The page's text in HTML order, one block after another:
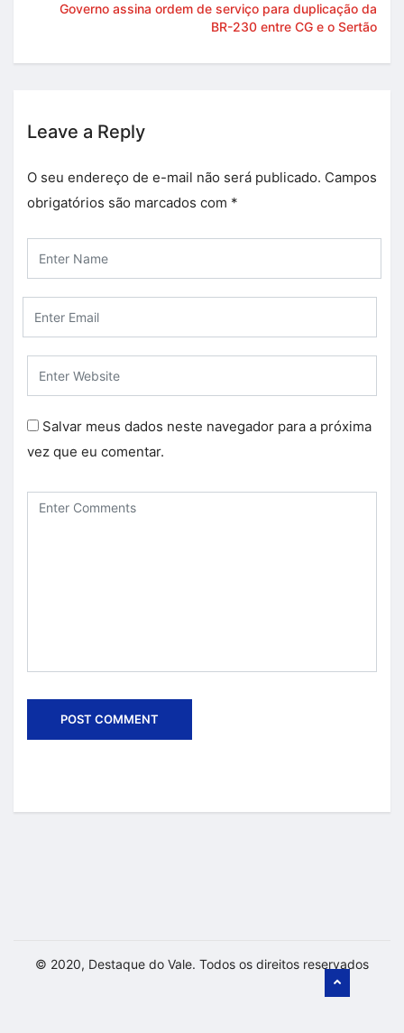
Governo assina ordem de serviço para duplicação da
BR-230 entre CG e o Sertão
Leave a Reply
O seu endereço de e-mail não será publicado. Campos
obrigatórios são marcados com *
Salvar meus dados neste navegador para a próxima
vez que eu comentar.
© 2020, Destaque do Vale. Todos os direitos reservados